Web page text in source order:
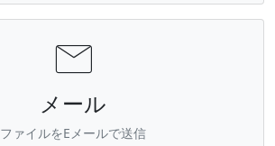

メール
ファイルをEメールで送信